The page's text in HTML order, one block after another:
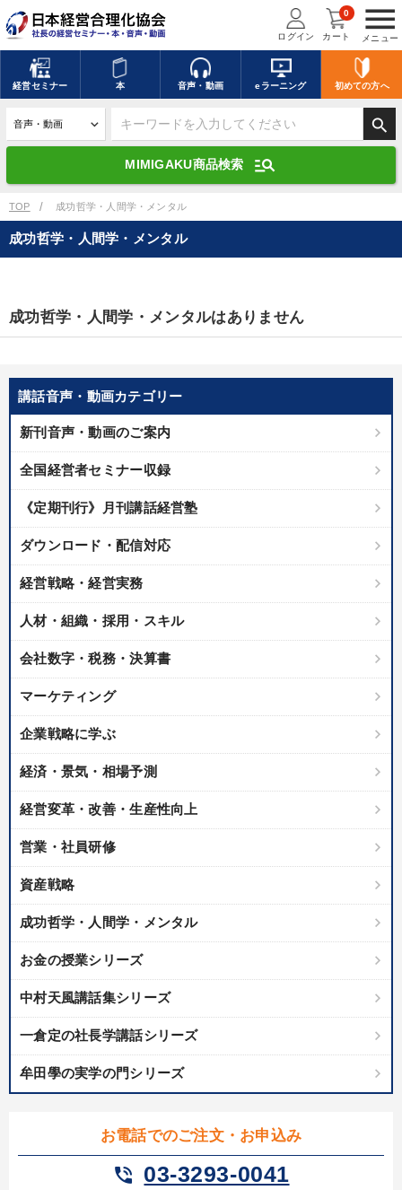
menu
メニュー
ログイン カート
0
経営セミナー 本 音声・動画 eラーニング 初めての方へ
search
MIMIGAKU商品検索 manage_search
キーワードを入力して探す
デジタル版対応のみ検索結果に表示する
search 上記の条件で検索
ます
若手異才経営者の発想 専門家のアドバイス
リーダーの器量を学ぶ
テーマ
【3月】音声・映像
業種
製造業 卸売・小売・飲食業
IT・サービス・金融業 コンサルタント
キーワード
通販 感動講話 プレゼン
創業者
※「更新」を押すと「テーマ」「キーワード」を更新いただけます。
ondemand_video 経営音声・動画を探す refresh 更新する
全国経営者セミナー収録物以外の経営教材（全762タイトル）からお探
TOP 成功哲学・人間学・メンタル
講話音声・動画カテゴリー
新刊音声・動画のご案内
全国経営者セミナー収録
《定期刊行》月刊講話経営塾
ダウンロード・配信対応
経営戦略・経営実務
人材・組織・採用・スキル
会社数字・税務・決算書
マーケティング
企業戦略に学ぶ
経済・景気・相場予測
経営変革・改善・生産性向上
営業・社員研修
資産戦略
成功哲学・人間学・メンタル
お金の授業シリーズ
中村天風講話集シリーズ
一倉定の社長学講話シリーズ
牟田學の実学の門シリーズ
お電話でのご注文・お申込み
phone_in_talk 03-3293-0041
成功哲学・人間学・メンタル
成功哲学・人間学・メンタルはありません